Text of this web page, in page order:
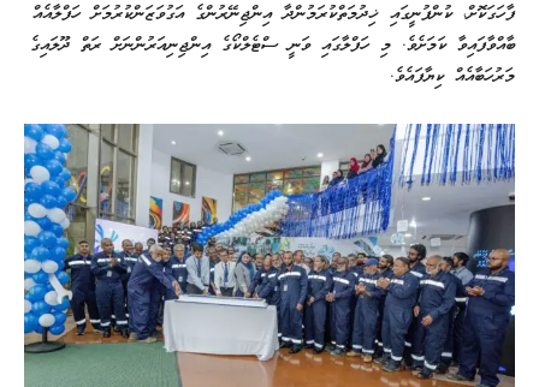
ފާހަގަކޮށް، ކުންފުނީގައި ޚިދުމަތްކުރަމުންދާ އިންޖިނޭރުންގެ އަގުވަޒަންކުރުމަށް ހަފްލާއެއް
ބާއްވާފައިވާ ކަމަށެވެ. މި ހަފްލާގައި ވަނީ ސްޓެލްކޯގެ އިންޖިނިއަރުންނަށް ރަތް ދޫލައިގެ
މަރުހަބާއެއް ކިޔާފައެވެ.